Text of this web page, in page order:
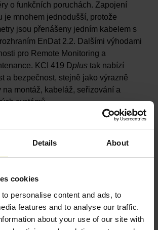
Details About
cookies
personalise content and ads, to
features and to analyse our traffic.
about your use of our site with
o funkčních poruchách. Zapojení
je mnohem jednodušší, protože
jsou přenášeny jedním kabelem s
EnDat 2.2. Dalšími výhodami
pro Remote Monitoring a
KCI 419 Dplus tak nabízí
a bezpečnost, stejně jako výrazně
na montáž, kabeláž, seřizování a
systémů.
MULTI-DOF od společnosti
Zpracuje až 6 stupňů volnosti
přesnost měření zajišťují snímače
svém hlavním směru měření, ale měří
stupňů volnosti. Tím zviditelní
směrech měření, které ovlivňují